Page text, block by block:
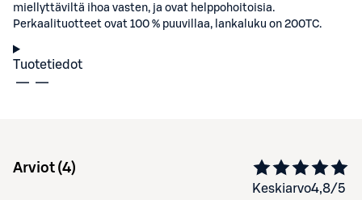
miellyttäviltä ihoa vasten, ja ovat helppohoitoisia.
Perkaalituotteet ovat 100 % puuvillaa, lankaluku on 200TC.
Tuotetiedot
Arviot (4)
Keskiarvo4,8/5